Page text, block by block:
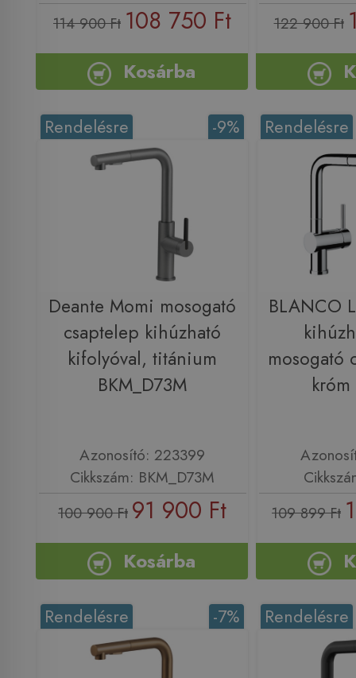
114 900 Ft 108 750 Ft
Kosárba
122 900 Ft
-9%
Rendelésre
Deante Momi mosogató
csaptelep kihúzható
kifolyóval, titánium
BKM_D73M
Azonosító: 223399
Cikkszám: BKM_D73M
100 900 Ft 91 900 Ft
Kosárba
Rendelésre
BLANCO
mosogató
109 899 Ft
-7%
Rendelésre Rendelésre